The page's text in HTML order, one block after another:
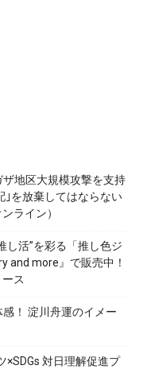
地区大規模攻撃を支持
｣を放棄してはならない
ライン）
し活”を彩る「推し色ジ
and more』で販売中！
ス
！ 淀川舟運のイメー
対日理解促進プ